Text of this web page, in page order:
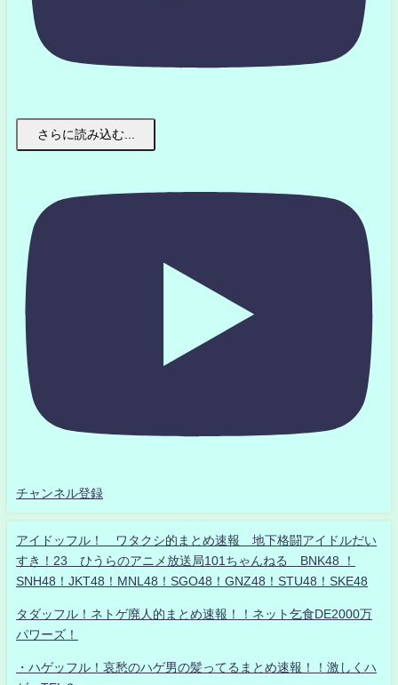
さらに読み込む...
チャンネル登録
アイドッフル！ ワタクシ的まとめ速報 地下格闘アイドルだい
すき！23 ひうらのアニメ放送局101ちゃんねる BNK48 ！
SNH48！JKT48！MNL48！SGO48！GNZ48！STU48！SKE48
タダッフル！ネトゲ廃人的まとめ速報！！ネット乞食DE2000万
パワーズ！
・ハゲッフル！哀愁のハゲ男の髪ってるまとめ速報！！激しくハ